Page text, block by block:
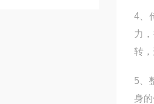
4、
力
转
5、
身